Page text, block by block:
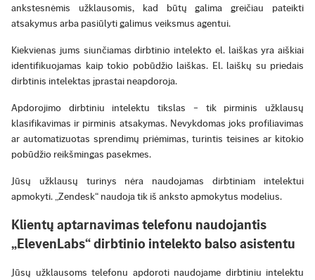
ankstesnėmis užklausomis, kad būtų galima greičiau pateikti
atsakymus arba pasiūlyti galimus veiksmus agentui.
Kiekvienas jums siunčiamas dirbtinio intelekto el. laiškas yra aiškiai
identifikuojamas kaip tokio pobūdžio laiškas. El. laiškų su priedais
dirbtinis intelektas įprastai neapdoroja.
Apdorojimo dirbtiniu intelektu tikslas – tik pirminis užklausų
klasifikavimas ir pirminis atsakymas. Nevykdomas joks profiliavimas
ar automatizuotas sprendimų priėmimas, turintis teisines ar kitokio
pobūdžio reikšmingas pasekmes.
Jūsų užklausų turinys nėra naudojamas dirbtiniam intelektui
apmokyti. „Zendesk“ naudoja tik iš anksto apmokytus modelius.
Klientų aptarnavimas telefonu naudojantis
„ElevenLabs“ dirbtinio intelekto balso asistentu
Jūsų užklausoms telefonu apdoroti naudojame dirbtiniu intelektu